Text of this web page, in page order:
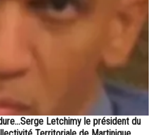
Letchimy le président du